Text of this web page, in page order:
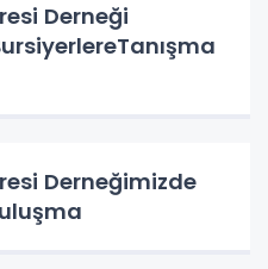
Derneği
Derneğimizde